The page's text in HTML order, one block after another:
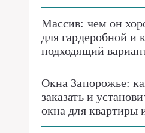
Массив: чем он
для гардеробной и
подходящий
Окна Запорожье:
заказать и
окна для квартиры